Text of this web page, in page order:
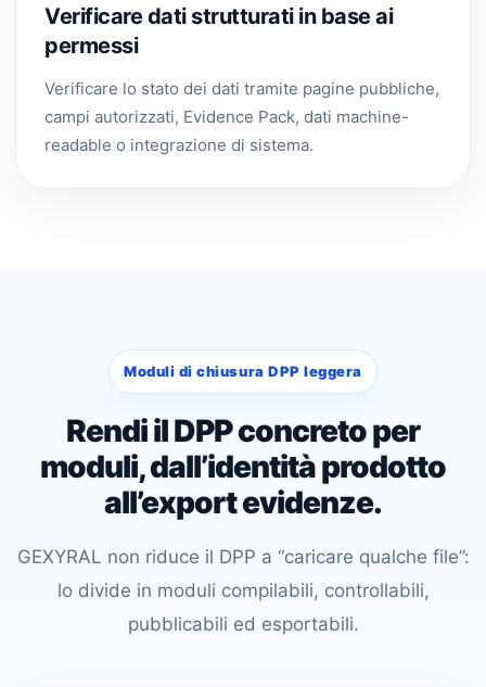
Verificare dati strutturati in base ai
permessi
Verificare lo stato dei dati tramite pagine pubbliche,
campi autorizzati, Evidence Pack, dati machine-
readable o integrazione di sistema.
Moduli di chiusura DPP leggera
Rendi il DPP concreto per
moduli, dall’identità prodotto
all’export evidenze.
GEXYRAL non riduce il DPP a “caricare qualche file”:
lo divide in moduli compilabili, controllabili,
pubblicabili ed esportabili.